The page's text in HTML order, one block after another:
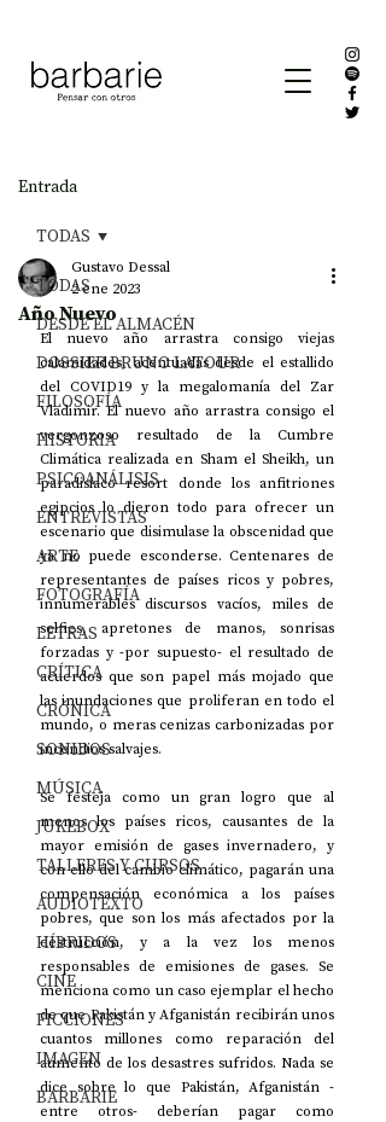
Entrada
TODAS
DESDE EL ALMACÉN
DOSSIER BRUNO LATOUR
FILOSOFÍA
HISTORIA
PSICOANÁLISIS
ENTREVISTAS
ARTE
FOTOGRAFÍA
LETRAS
CRÍTICA
CRÓNICA
SONIDOS
MÚSICA
JUKEBOX
TALLERES Y CURSOS
AUDIOTEXTO
HÍBRIDOS
CINE
FICCIONES
IMAGEN
BARBARIE
TODAS
Año Nuevo
Gustavo Dessal
2 ene 2023
El nuevo año arrastra consigo viejas
calamidades, acentuadas desde el estallido
del COVID19 y la megalomanía del Zar
Vladimir. El nuevo año arrastra consigo el
vergonzoso resultado de la Cumbre
Climática realizada en Sham el Sheikh, un
paradisíaco resort donde los anfitriones
egipcios lo dieron todo para ofrecer un
escenario que disimulase la obscenidad que
ya no puede esconderse. Centenares de
representantes de países ricos y pobres,
innumerables discursos vacíos, miles de
selfies, apretones de manos, sonrisas
forzadas y -por supuesto- el resultado de
acuerdos que son papel más mojado que
las inundaciones que proliferan en todo el
mundo, o meras cenizas carbonizadas por
incendios salvajes.
Se festeja como un gran logro que al
menos los países ricos, causantes de la
mayor emisión de gases invernadero, y
con ello del cambio climático, pagarán una
compensación económica a los países
pobres, que son los más afectados por la
destrucción, y a la vez los menos
responsables de emisiones de gases. Se
menciona como un caso ejemplar el hecho
de que Pakistán y Afganistán recibirán unos
cuantos millones como reparación del
aumento de los desastres sufridos. Nada se
dice sobre lo que Pakistán, Afganistán -
entre otros- deberían pagar como